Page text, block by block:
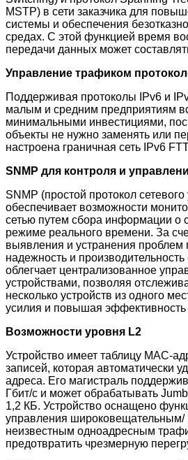
MSTP) в сети заказчика для
системы и обеспечения
средах. С этой функцией время
передачи данных может
Управление трафиком
Поддерживая протоколы IPv6 и
малым и средним предприятиям
минимальными инвестициями,
объекты не нужно заменять или
настроена граничная сеть IPv6
SNMP для контроля и
SNMP (простой протокол
обеспечивает возможности
сетью путем сбора информации о
режиме реального времени. За
выявления и устранения проблем
надежность и
облегчает централизованное
устройствами, позволяя
несколько устройств из одного
усилия и повышая эффективность
Возможности уровня L2
Устройство имеет таблицу MAC-
записей, которая автоматически
адреса. Его магистраль
Гбит/с и может обрабатывать
1,2 КБ. Устройство оснащено
управления
неизвестным одноадресным
предотвратить чрезмерную